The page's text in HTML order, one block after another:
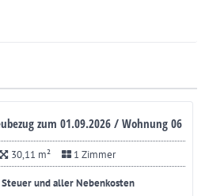
zum 01.09.2026 / Wohnung 06
30,11 m² 1 Zimmer
und aller Nebenkosten